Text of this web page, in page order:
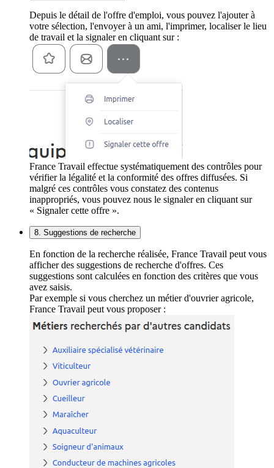
Depuis le détail de l'offre d'emploi, vous pouvez l'ajouter à
votre sélection, l'envoyer à un ami, l'imprimer, localiser le lieu
de travail et la signaler en cliquant sur :
France Travail effectue systématiquement des contrôles pour
vérifier la légalité et la conformité des offres diffusées. Si
malgré ces contrôles vous constatez des contenus
inappropriés, vous pouvez nous le signaler en cliquant sur
« Signaler cette offre ».
8. Suggestions de recherche
En fonction de la recherche réalisée, France Travail peut vous
afficher des suggestions de recherche d'offres. Ces
suggestions sont calculées en fonction des critères que vous
avez saisis.
Par exemple si vous cherchez un métier d'ouvrier agricole,
France Travail peut vous proposer :